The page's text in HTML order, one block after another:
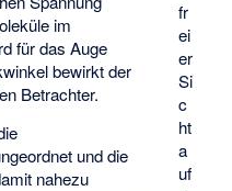
fr
ei
er
Si
c
ht
a
uf
im
für das Auge
bewirkt der
Betrachter.
und die
nahezu